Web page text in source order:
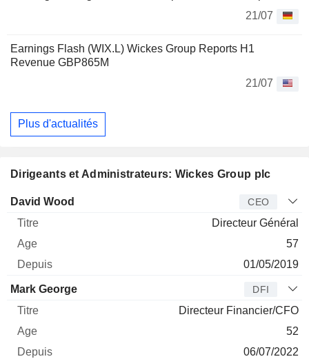
21/07
Earnings Flash (WIX.L) Wickes Group Reports H1
Revenue GBP865M
21/07
Plus d'actualités
Dirigeants et Administrateurs: Wickes Group plc
Dirigeant Titre
David Wood CEO
Directeur Général
57
01/05/2019
Mark George DFI
Directeur Financier/CFO
52
06/07/2022